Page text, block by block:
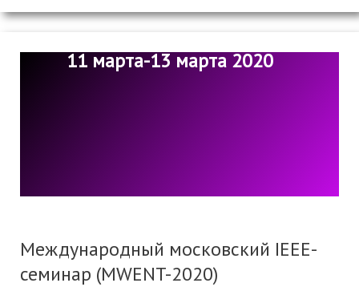
11 марта-13 марта 2020
Международный московский IEEE-
семинар (MWENT-2020)